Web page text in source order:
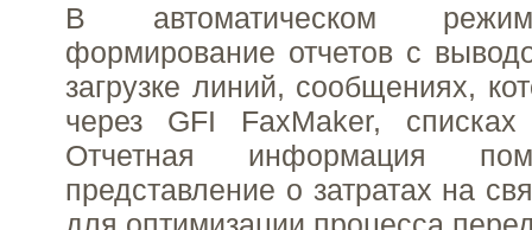
В автоматическом
формирование отчетов с
загрузке линий, сообщениях,
через GFI FaxMaker,
Отчетная информация
представление о затратах на